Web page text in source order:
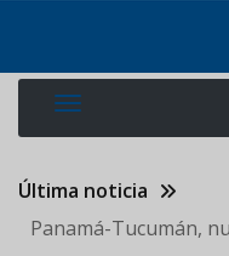
Última noticia
Panamá-Tucumán,